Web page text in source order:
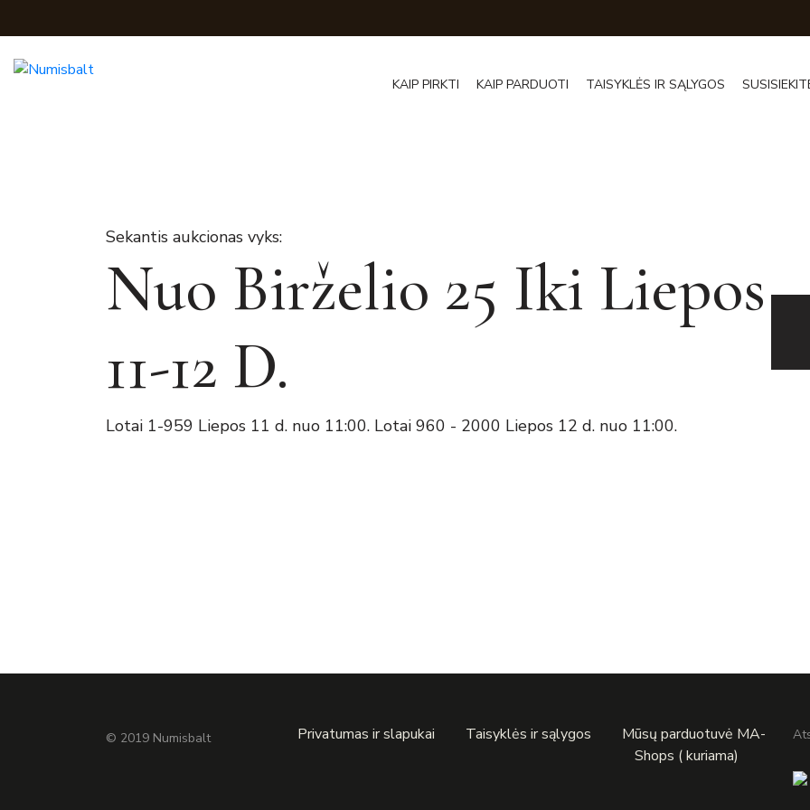
KAIP PIRKTI KAIP PARDUOTI TAISYKLĖS IR SĄLYGOS
Sekantis aukcionas vyks:
Nuo Birželio 25 Iki Liepos
11-12 D.
Lotai 1-959 Liepos 11 d. nuo 11:00. Lotai 960 - 2000 Liepos 12 d. nuo 11:00.
© 2019 Numisbalt Privatumas ir slapukai Taisyklės ir sąlygos
Mūsų parduotuvė MA-
Shops ( kuriama)